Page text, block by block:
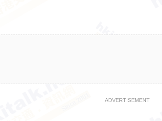
ADVERTISEMENT